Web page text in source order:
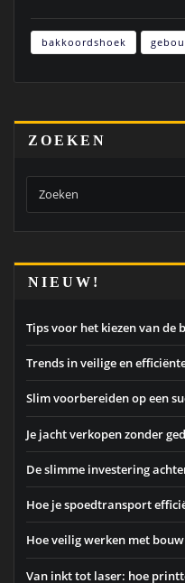
bakkoordshoek
ZOEKEN
NIEUW!
Tips voor het kiezen van
Trends in veilige en
Slim voorbereiden op een
Je jacht verkopen zonder
De slimme investering
Hoe je spoedtransport
Hoe veilig werken met
Van inkt tot laser: hoe